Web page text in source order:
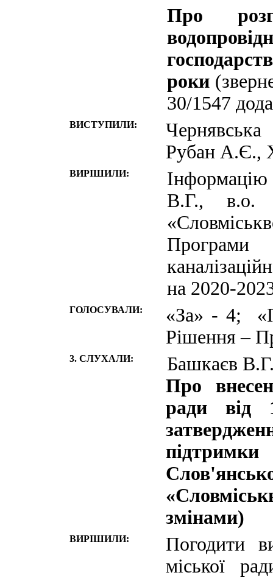
Про
роки
30/1547
ВИСТУПИЛИ:
Рубан А.Є.,
ВИРІШИЛИ:
В.Г., в.о.
на 2020-
ГОЛОСУВАЛИ:
«За» - 4;
Рішення –
3. СЛУХАЛИ:
Башкаєв
Про
ради від
підтримки
змінами)
ВИРІШИЛИ:
Погодити
міської